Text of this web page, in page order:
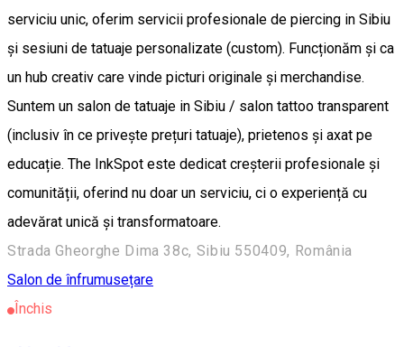
serviciu unic, oferim servicii profesionale de piercing in Sibiu
și sesiuni de tatuaje personalizate (custom). Funcționăm și ca
un hub creativ care vinde picturi originale și merchandise. ​
Suntem un salon de tatuaje in Sibiu / salon tattoo transparent
(inclusiv în ce privește prețuri tatuaje), prietenos și axat pe
educație. The InkSpot este dedicat creșterii profesionale și
comunității, oferind nu doar un serviciu, ci o experiență cu
adevărat unică și transformatoare.
Strada Gheorghe Dima 38c, Sibiu 550409, România
Salon de înfrumusețare
Închis